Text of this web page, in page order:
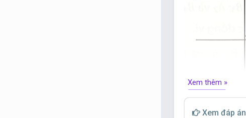
A. c // a;
B. c // b;
Xem thêm »
Xem đáp án